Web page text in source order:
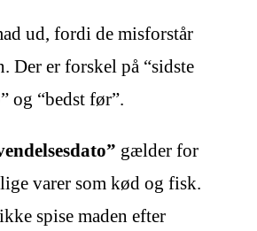
ud, fordi de misforstår
Der er forskel på “sidste
og “bedst før”.
gælder for
varer som kød og fisk.
spise maden efter